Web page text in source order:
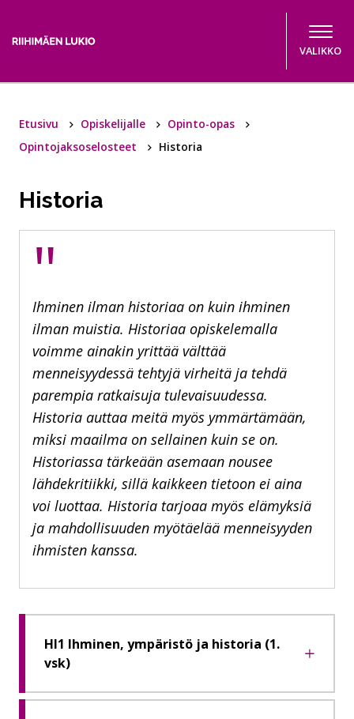
VALIKKO
Etusivu Opiskelijalle
Opinto-opas
Opintojaksoselosteet
Historia
Historia
"
Ihminen ilman historiaa on kuin ihminen
ilman muistia. Historiaa opiskelemalla
voimme ainakin yrittää välttää
menneisyydessä tehtyjä virheitä ja tehdä
parempia ratkaisuja tulevaisuudessa.
Historia auttaa meitä myös ymmärtämään,
miksi maailma on sellainen kuin se on.
Historiassa tärkeään asemaan nousee
lähdekritiikki, sillä kaikkeen tietoon ei aina
voi luottaa. Historia tarjoaa myös elämyksiä
ja mahdollisuuden myötäelää menneisyyden
ihmisten kanssa.
HI1 Ihminen, ympäristö ja historia (1.
vsk)